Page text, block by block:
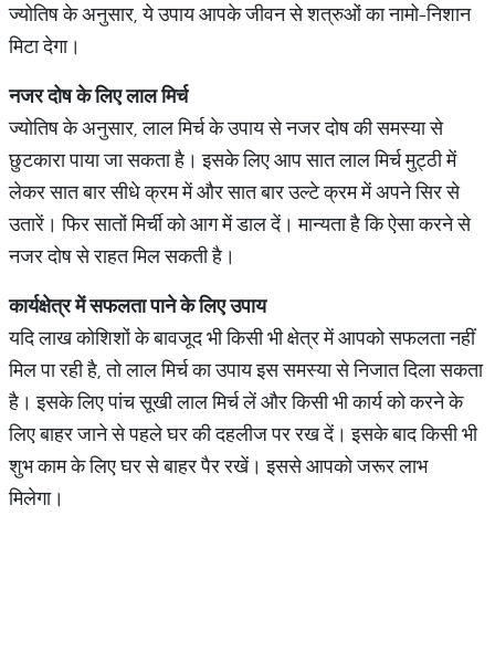
ज्योतिष के अनुसार, ये उपाय आपके जीवन से शत्रुओं का नामो-निशान
मिटा देगा।
नजर दोष के लिए लाल मिर्च
ज्योतिष के अनुसार, लाल मिर्च के उपाय से नजर दोष की समस्या से
छुटकारा पाया जा सकता है। इसके लिए आप सात लाल मिर्च मुट्ठी में
लेकर सात बार सीधे क्रम में और सात बार उल्टे क्रम में अपने सिर से
उतारें। फिर सातों मिर्ची को आग में डाल दें। मान्यता है कि ऐसा करने से
नजर दोष से राहत मिल सकती है।
कार्यक्षेत्र में सफलता पाने के लिए उपाय
यदि लाख कोशिशों के बावजूद भी किसी भी क्षेत्र में आपको सफलता नहीं
मिल पा रही है, तो लाल मिर्च का उपाय इस समस्या से निजात दिला सकता
है। इसके लिए पांच सूखी लाल मिर्च लें और किसी भी कार्य को करने के
लिए बाहर जाने से पहले घर की दहलीज पर रख दें। इसके बाद किसी भी
शुभ काम के लिए घर से बाहर पैर रखें। इससे आपको जरूर लाभ
मिलेगा।